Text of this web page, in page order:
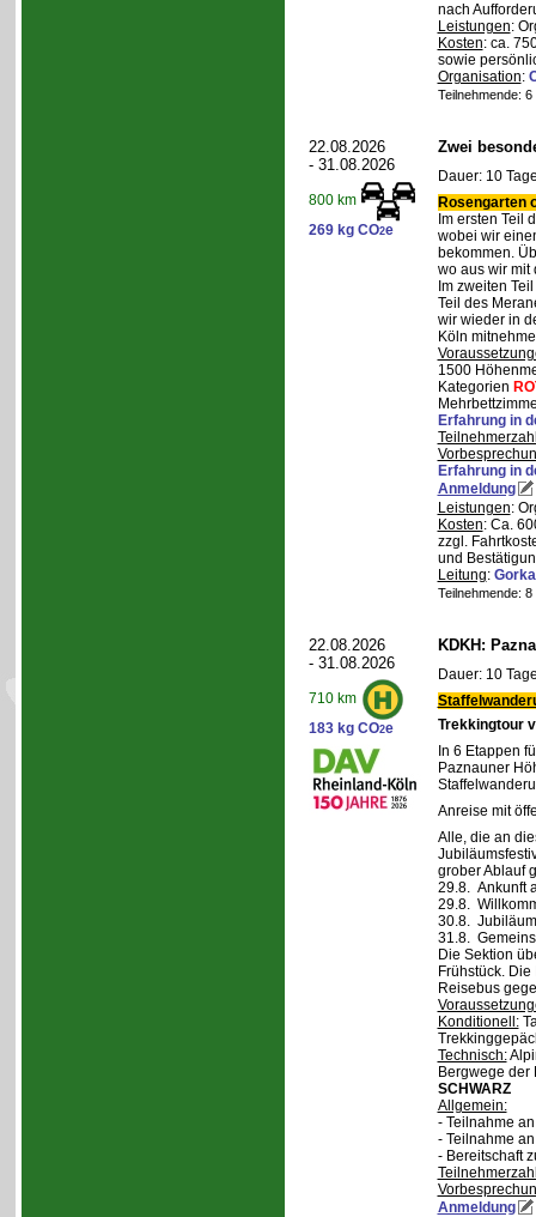
nach
Leistungen:
Kosten: ca.
sowie
Organisation:
Teilnehmende:
22.08.2026
- 31.08.2026
800 km
269 kg CO2e
Zwei
Dauer: 10
Rosengarten
Im ersten Teil
wobei wir
bekommen.
wo aus wir mit
Im zweiten
Teil des
wir wieder in
Köln
1500
Kategorien
Erfahrung in
Erfahrung in
Anmeldung
Leistungen:
Kosten: Ca.
zzgl.
und
Leitung:
Teilnehmende:
22.08.2026
- 31.08.2026
710 km
183 kg CO2e
KDKH:
Dauer: 10
Trekkingtour
In 6 Etappen
Paznauner
Anreise mit
Alle, die an
grober Ablauf
29.8. Ankunft
29.8.
30.8.
31.8.
Die Sektion
Frühstück.
Reisebus
Konditionell:
Technisch:
Bergwege
SCHWARZ
Allgemein:
- Teilnahme
- Teilnahme
- Bereitschaft
Anmeldung